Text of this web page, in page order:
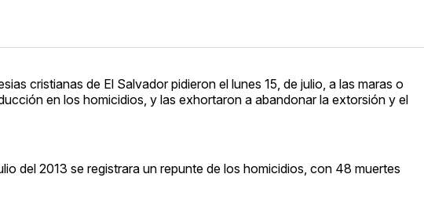
cristianas de El Salvador pidieron el lunes 15, de julio, a las maras o
en los homicidios, y las exhortaron a abandonar la extorsión y el
del 2013 se registrara un repunte de los homicidios, con 48 muertes